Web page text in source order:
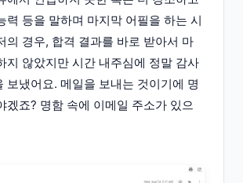
력 등을 말하며 마지막 어필을 하는 시
의 경우, 합격 결과를 바로 받아서 마
지 않았지만 시간 내주심에 정말 감사
보냈어요. 메일을 보내는 것이기에 명
겠죠? 명함 속에 이메일 주소가 있으